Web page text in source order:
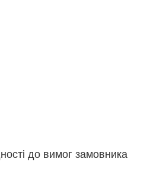
до вимог замовника